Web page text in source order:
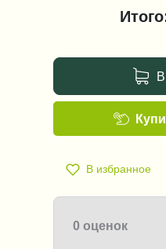
В избранное
0 оценок